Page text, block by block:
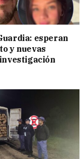
esperan
y nuevas